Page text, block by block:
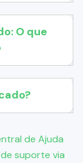
O que
de Ajuda
suporte via